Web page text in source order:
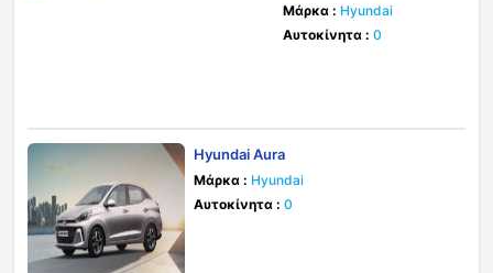
Μάρκα : Hyundai
Αυτοκίνητα : 0
Hyundai Aura
Μάρκα : Hyundai
Αυτοκίνητα : 0